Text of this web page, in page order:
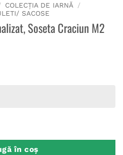
COLECȚIA DE IARNĂ
/
SACOSE
Soseta Craciun M2
în coș